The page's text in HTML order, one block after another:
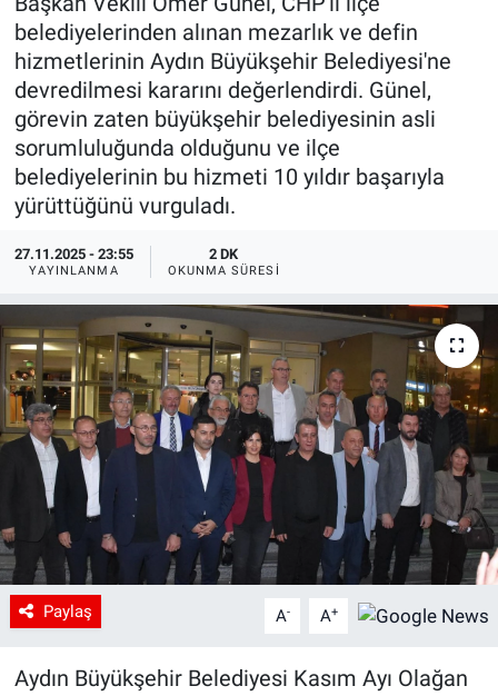
belediyelerinden alınan mezarlık ve defin
hizmetlerinin Aydın Büyükşehir Belediyesi'ne
devredilmesi kararını değerlendirdi. Günel,
görevin zaten büyükşehir belediyesinin asli
sorumluluğunda olduğunu ve ilçe
belediyelerinin bu hizmeti 10 yıldır başarıyla
yürüttüğünü vurguladı.
27.11.2025 - 23:55
YAYINLANMA
2 DK
OKUNMA SÜRESI
Paylaş A- A+
Aydın Büyükşehir Belediyesi Kasım Ayı Olağan